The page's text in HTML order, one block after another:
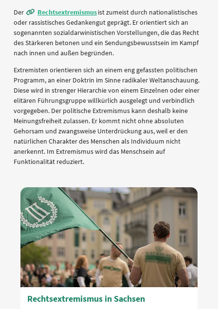
Der
Rechtsextremismusist zumeist durch nationalistisches
oder rassistisches Gedankengut geprägt. Er orientiert sich an
sogenannten sozialdarwinistischen Vorstellungen, die das Recht
des Stärkeren betonen und ein Sendungsbewusstsein im Kampf
nach innen und außen begründen.
Extremisten orientieren sich an einem eng gefassten politischen
Programm, an einer Doktrin im Sinne radikaler Weltanschauung.
Diese wird in strenger Hierarchie von einem Einzelnen oder einer
elitären Führungsgruppe willkürlich ausgelegt und verbindlich
vorgegeben. Der politische Extremismus kann deshalb keine
Meinungsfreiheit zulassen. Er kommt nicht ohne absoluten
Gehorsam und zwangsweise Unterdrückung aus, weil er den
natürlichen Charakter des Menschen als Individuum nicht
anerkennt. Im Extremismus wird das Menschsein auf
Funktionalität reduziert.
Rechtsextremismus in Sachsen